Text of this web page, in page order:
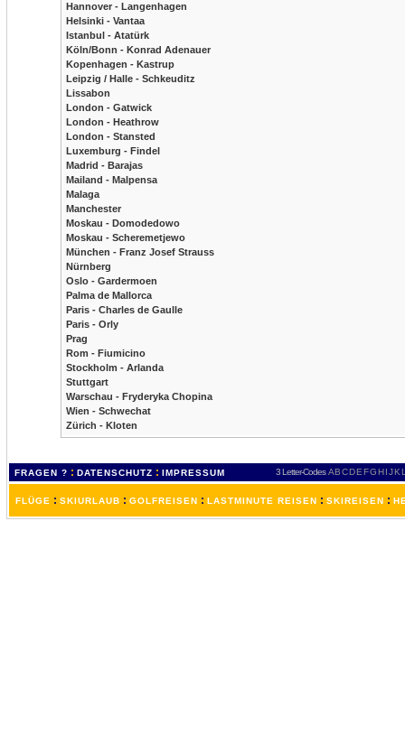
Hannover - Langenhagen
Helsinki - Vantaa
Istanbul - Atatürk
Köln/Bonn - Konrad Adenauer
Kopenhagen - Kastrup
Leipzig / Halle - Schkeuditz
Lissabon
London - Gatwick
London - Heathrow
London - Stansted
Luxemburg - Findel
Madrid - Barajas
Mailand - Malpensa
Malaga
Manchester
Moskau - Domodedowo
Moskau - Scheremetjewo
München - Franz Josef Strauss
Nürnberg
Oslo - Gardermoen
Palma de Mallorca
Paris - Charles de Gaulle
Paris - Orly
Prag
Rom - Fiumicino
Stockholm - Arlanda
Stuttgart
Warschau - Fryderyka Chopina
Wien - Schwechat
Zürich - Kloten
FRAGEN ? : DATENSCHUTZ : IMPRESSUM 3 Letter-Codes ABCDEFGH IJKL
FLÜGE : SKIURLAUB : GOLFREISEN : LASTMINUTE REISEN : SKIREISEN :